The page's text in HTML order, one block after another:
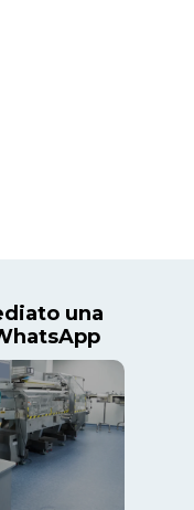
una